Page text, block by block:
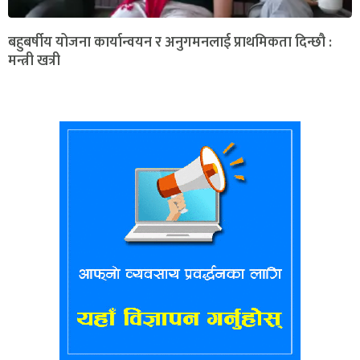
बहुबर्षीय योजना कार्यान्वयन र अनुगमनलाई प्राथमिकता दिन्छौ :
मन्त्री खत्री